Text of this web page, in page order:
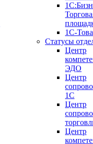
1С-
Статусы
Центр
ЭДО
Центр
1С
Центр
Центр